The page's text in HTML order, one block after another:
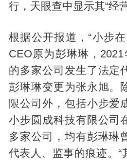
行，天眼查中显示其“经营
根据公开报道，“小步
CEO原为彭琳琳，
的多家公司发生了法定
彭琳琳变更为张永旭。
限公司外，包括小步爱
小步圆成科技有限公司
多家公司，均有彭琳琳
代表人、监事的痕迹。“